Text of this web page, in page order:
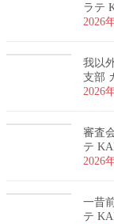
ラテ
2026
我以
支部
2026
審査
テ
2026
一昔
テ